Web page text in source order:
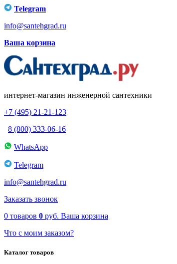
Telegram
info@santehgrad.ru
Ваша корзина
интернет-магазин инженерной сантехники
+7 (495) 21-21-123
8 (800) 333-06-16
WhatsApp
Telegram
info@santehgrad.ru
Заказать звонок
0 товаров 0 руб. Ваша корзина
Что с моим заказом?
Каталог товаров